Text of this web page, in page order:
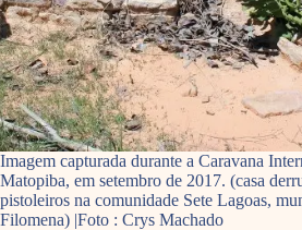
Imagem capturada durante a Caravana
Matopiba, em setembro de 2017. (casa
pistoleiros na comunidade Sete Lagoas,
Filomena) |Foto : Crys Machado